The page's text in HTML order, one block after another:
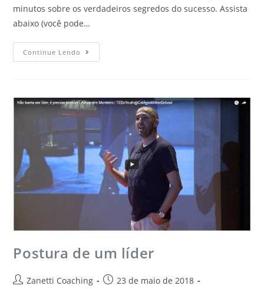
minutos sobre os verdadeiros segredos do sucesso. Assista
abaixo (você pode…
Continue Lendo
Postura de um líder
Zanetti Coaching
23 de maio de 2018